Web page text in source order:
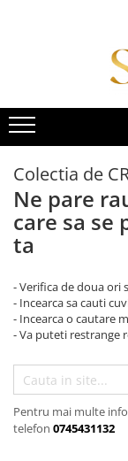
Costume de baie
Costum doua piese
Costum trei piese
Costum patru
Imbracaminte
Lenjerie intima
Set lenjerie 2 piese
Set lenjerie 3 piese
Set lenjerie 4 piese
Set lenjerie 5 piese
Accesorii
Colectia Diamond
Daniela X Serenity
Empowered
Essence of Spring
Midnight Muse
Signature Style
Winter Glow
Colectia de
Ne pare
care sa se
ta
- Verifica de doua ori
- Incearca sa cauti
- Incearca o cautare
- Va puteti restrange
Pentru mai multe
telefon 0745431132